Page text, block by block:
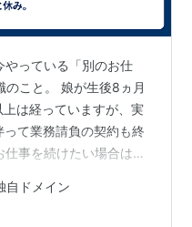
やっている「別のお仕
のこと。 娘が生後8ヵ月
は経っていますが、実
て業務請負の契約も終
事を続けたい場合は、
契約になるそう。曜日
はしているだろうけ
自ドメイン